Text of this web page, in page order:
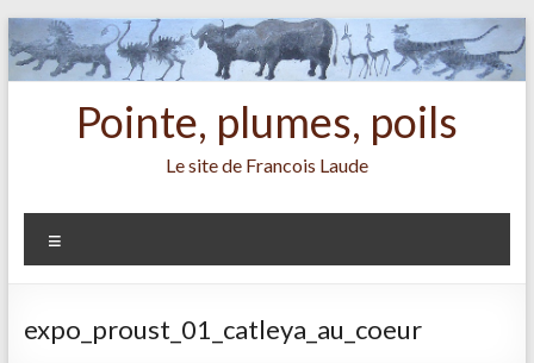
Aller
au
contenu
Pointe, plumes, poils
Le site de Francois Laude
expo_proust_01_catleya_au_coeur